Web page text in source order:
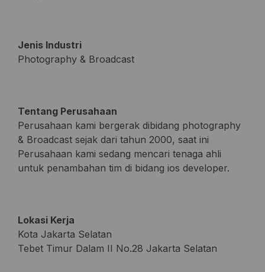
Jenis Industri
Photography & Broadcast
Tentang Perusahaan
Perusahaan kami bergerak dibidang photography
& Broadcast sejak dari tahun 2000, saat ini
Perusahaan kami sedang mencari tenaga ahli
untuk penambahan tim di bidang ios developer.
Lokasi Kerja
Kota Jakarta Selatan
Tebet Timur Dalam II No.28 Jakarta Selatan